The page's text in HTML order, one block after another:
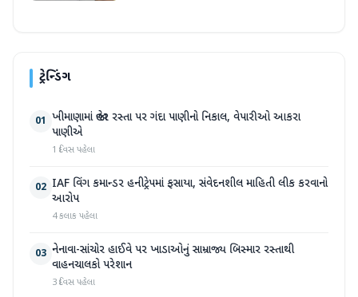
ટ્રેન્ડિંગ
01 ખીમાણામાં જાહેર રસ્તા પર ગંદા પાણીનો નિકાલ, વેપારીઓ આકરા
પાણીએ
1 દિવસ પહેલા
02 IAF વિંગ કમાન્ડર હનીટ્રેપમાં ફસાયા, સંવેદનશીલ માહિતી લીક કરવાનો
આરોપ
4 કલાક પહેલા
03 નેનાવા-સાંચોર હાઈવે પર ખાડાઓનું સામ્રાજ્ય બિસ્માર રસ્તાથી
વાહનચાલકો પરેશાન
3 દિવસ પહેલા